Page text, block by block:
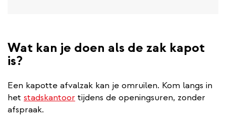
Wat kan je doen als de zak kapot
is?
Een kapotte afvalzak kan je omruilen. Kom langs in
het stadskantoor tijdens de openingsuren, zonder
afspraak.